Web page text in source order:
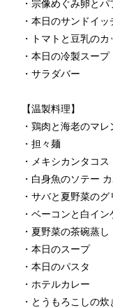
・宗像めぐみ卵と
・本日のサンドイッ
・トマトと豆乳のカ
・本日の冷製スープ
・サラダバー
【温製料理】
・鶏肉と海老のマレ
・担々麺
・メキシカンタコス
・白身魚のソテー
・サバと夏野菜の
・ベーコンと白イ
・夏野菜の茶碗蒸し
・本日のスープ
・本日のパスタ
・ホテルカレー
・とうもろこしの